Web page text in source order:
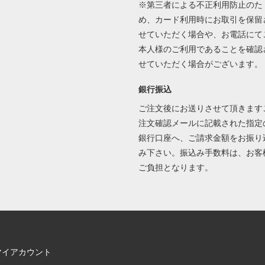
※第三者による不正利用防止のた
め、カード利用時にお取引を保留
せていただく場合や、お電話にて
本人様のご利用であることを確認
せていただく場合がございます。
銀行振込
ご注文後にお送りさせて頂きます
注文確認メールに記載された指定
銀行口座へ、ご請求金額をお振り
み下さい。振込み手数料は、お客
ご負担となります。
アカウント